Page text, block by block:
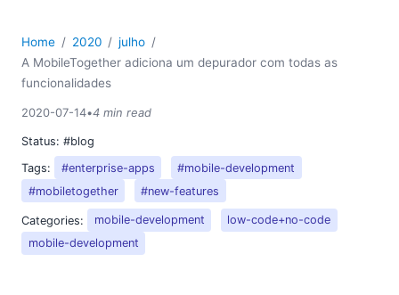
Home 2020
julho
A MobileTogether adiciona um depurador com todas as
funcionalidades
2020-07-14•4 min read
Status: #blog
Tags:
#enterprise-apps
#mobile-development
#mobiletogether
#new-features
Categories: mobile-development
low-code+no-code
mobile-development